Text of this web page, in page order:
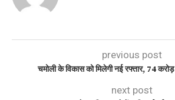
previous post
चमोली के विकास को मिलेगी नई रफ्तार, 74
next post